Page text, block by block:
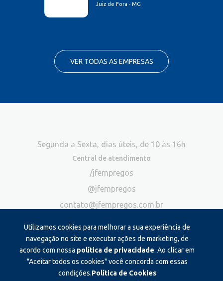
Juiz de Fora - MG
VER TODAS AS EMPRESAS
Utilizamos cookies para melhorar a sua experiência de
navegação no site e executar ações de marketing, de
acordo com nossa política de privacidade. Ao clicar em
"Aceitar todos os cookies" você concorda com essas
condições.Política de Cookies
Segunda a Sexta, dias úteis, de 10 às 16h
Central de atendimento
/jfempregos
@jfempregos
contato@jfempregos.com.br
Publicidade
*Exclusivo para atendimento via chat. Não atendemos ligações neste
canal
Produzido e administrado por: